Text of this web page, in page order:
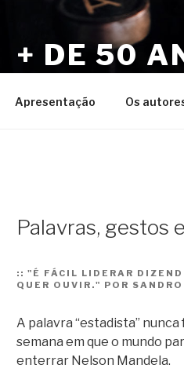
+ DE 50
Apresentação Os
Palavras, gestos
:: "É FÁCIL LIDERAR
QUER OUVIR." POR
A palavra “estadista”
semana em que o mundo
enterrar Nelson Mandela.